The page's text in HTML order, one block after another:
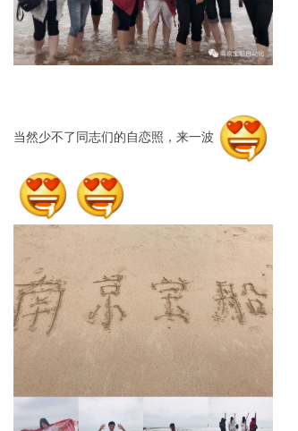
当然少不了同志们的自恋照，来一波